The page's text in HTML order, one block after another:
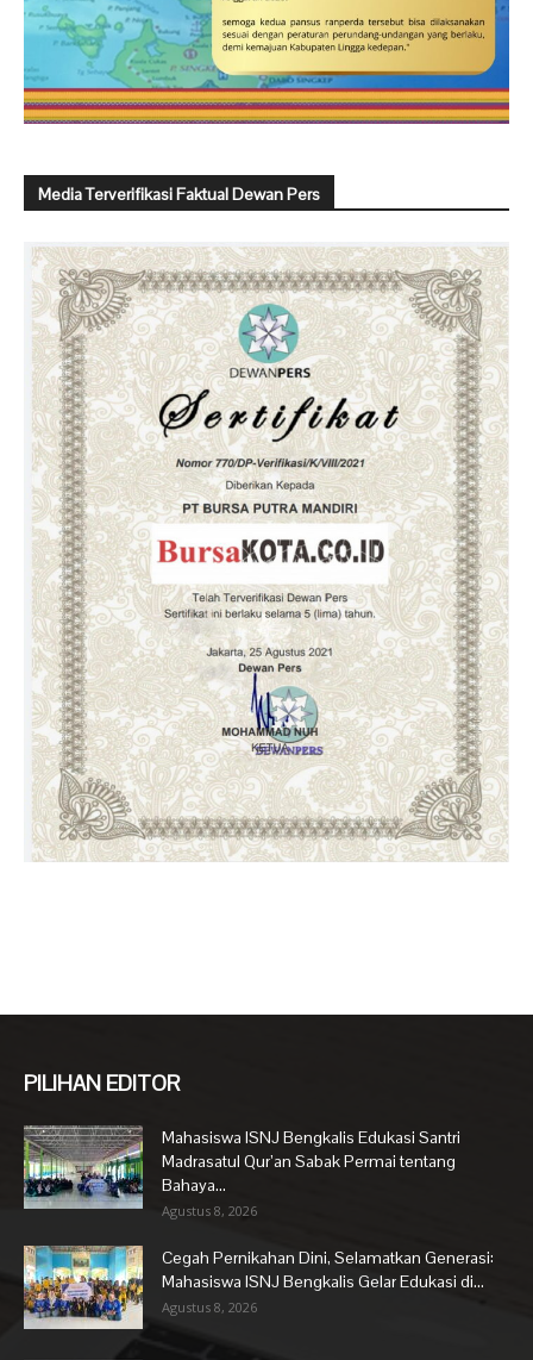
Media Terverifikasi Faktual Dewan Pers
PILIHAN EDITOR
Mahasiswa ISNJ Bengkalis Edukasi Santri
Madrasatul Qur’an Sabak Permai tentang
Bahaya...
Agustus 8, 2026
Cegah Pernikahan Dini, Selamatkan Generasi:
Mahasiswa ISNJ Bengkalis Gelar Edukasi di...
Agustus 8, 2026